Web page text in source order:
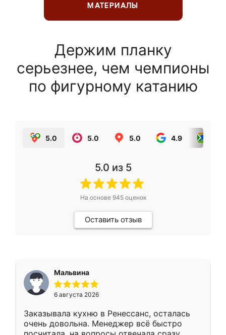
МАТЕРИАЛЫ
Держим планку
серьезнее, чем чемпионы
по фигурному катанию
5.0 5.0 5.0 4.9
5.0 из 5
На основе 945оценок
Оставить отзыв
Мальвина
6 августа 2026
Заказывала кухню в Ренессанс, осталась
очень довольна. Менеджер всё быстро